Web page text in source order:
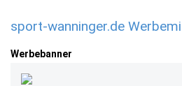
sport-wanninger.de
Werbebanner